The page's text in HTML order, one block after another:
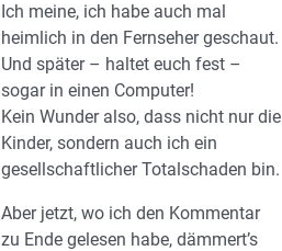
Ich meine, ich habe auch mal
heimlich in den Fernseher geschaut.
Und später – haltet euch fest –
sogar in einen Computer!
Kein Wunder also, dass nicht nur die
Kinder, sondern auch ich ein
gesellschaftlicher Totalschaden bin.
Aber jetzt, wo ich den Kommentar
zu Ende gelesen habe, dämmert’s